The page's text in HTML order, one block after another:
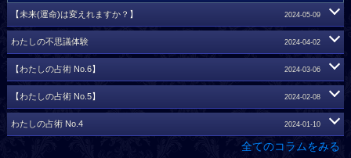
【未来(運命)は変えれますか？】 2024-05-09
【未来(運命)は変えれますか？】
いつも、ありがとうございます。
占いの館ウィル名古屋栄店の神我(シンガ)です。
今回は「未来(運命)は変えれますか？」についてお話しをしたい
と思います。
わたしの不思議体験 2024-04-02
いつも、ありがとうございます。
占いの館ウィル名古屋栄店の神我(シンガ)です。
今回のコラムはわたしが耳にしたお話しや、
実際に体験したことについて
【わたしの占術 No.6】 2024-03-06
いつも、ありがとうございます。
占いの館ウィル名古屋栄店の神我(シンガ)です。
今回は前回のコラムに引き続き、わたしの占術として
【わたしの占術 No.5】 2024-02-08
いつも、ありがとうございます。
占いの館ウィル名古屋栄店の神我(シンガ)です。
わたしの占術 No.4 2024-01-10
全てのコラムをみる